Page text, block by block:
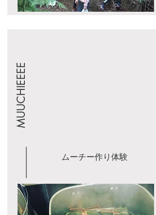
MUUCHIEEEE
ムーチー作り体験